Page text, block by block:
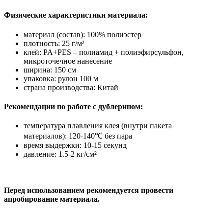
Физические характеристики материала:
материал (состав): 100% полиэстер
плотность: 25 г/м²
клей: PA+PES – полиамид + полиэфирсульфон,
микроточечное нанесение
ширина: 150 см
упаковка: рулон 100 м
страна производства: Китай
Рекомендации по работе с дублерином:
температура плавления клея (внутри пакета
материалов): 120-140℃ без пара
время выдержки: 10-15 секунд
давление: 1.5-2 кг/см²
Перед использованием рекомендуется провести
апробирование материала.